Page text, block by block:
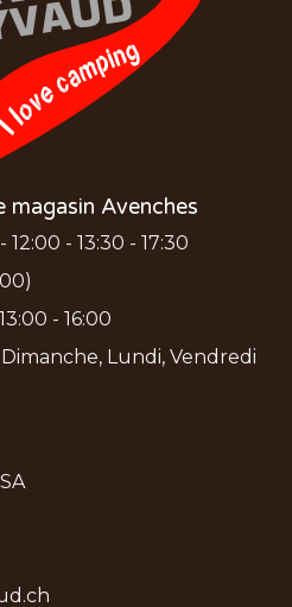
Avenches
- 13:30 - 17:30
- 16:00
Lundi, Vendredi